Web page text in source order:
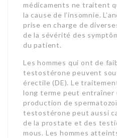
médicaments ne traitent
la cause de l’insomnie.
prise en charge de
de la sévérité des
du patient.
Les hommes qui ont de
testostérone peuvent
érectile (DE). Le
long terme peut entraîner
production de
testostérone peut aussi
de la prostate et des
mous. Les hommes